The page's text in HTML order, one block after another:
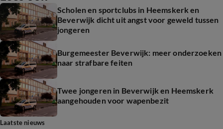
Scholen en sportclubs in Heemskerk en
Beverwijk dicht uit angst voor geweld tussen
jongeren
Burgemeester Beverwijk: meer onderzoeken
naar strafbare feiten
Twee jongeren in Beverwijk en Heemskerk
aangehouden voor wapenbezit
Laatste nieuws